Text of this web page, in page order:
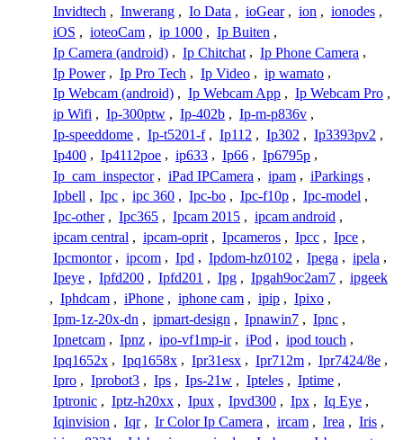
Invidtech , Inwerang , Io Data , ioGear , ion , ionodes ,
iOS , ioteoCam , ip 1000 , Ip Buiten ,
Ip Camera (android) , Ip Chitchat , Ip Phone Camera ,
Ip Power , Ip Pro Tech , Ip Video , ip wamato ,
Ip Webcam (android) , Ip Webcam App , Ip Webcam Pro ,
ip Wifi , Ip-300ptw , Ip-402b , Ip-m-p836v ,
Ip-speeddome , Ip-t5201-f , Ip112 , Ip302 , Ip3393pv2 ,
Ip400 , Ip4112poe , ip633 , Ip66 , Ip6795p ,
Ip_cam_inspector , iPad IPCamera , ipam , iParkings ,
Ipbell , Ipc , ipc 360 , Ipc-bo , Ipc-f10p , Ipc-model ,
Ipc-other , Ipc365 , Ipcam 2015 , ipcam android ,
ipcam central , ipcam-oprit , Ipcameros , Ipcc , Ipce ,
Ipcmontor , ipcom , Ipd , Ipdom-hz0102 , Ipega , ipela ,
Ipeye , Ipfd200 , Ipfd201 , Ipg , Ipgah9oc2am7 , ipgeek
, Iphdcam , iPhone , iphone cam , ipip , Ipixo ,
Ipm-1z-20x-dn , ipmart-design , Ipnawin7 , Ipnc ,
Ipnetcam , Ipnz , ipo-vf1mp-ir , iPod , ipod touch ,
Ipq1652x , Ipq1658x , Ipr31esx , Ipr712m , Ipr7424/8e ,
Ipro , Iprobot3 , Ips , Ips-21w , Ipteles , Iptime ,
Iptronic , Iptz-h20xx , Ipux , Ipvd300 , Ipx , Iq Eye ,
Iqinvision , Iqr , Ir Color Ip Camera , ircam , Irea , Iris ,